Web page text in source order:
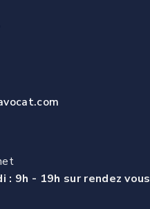
: 9h - 19h sur rendez vous